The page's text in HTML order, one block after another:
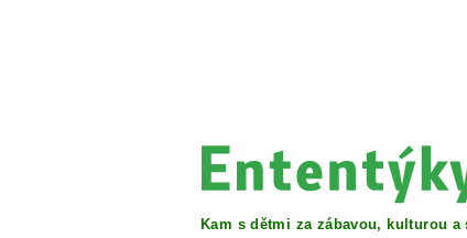
Kam s dětmi za zábavou, kulturou